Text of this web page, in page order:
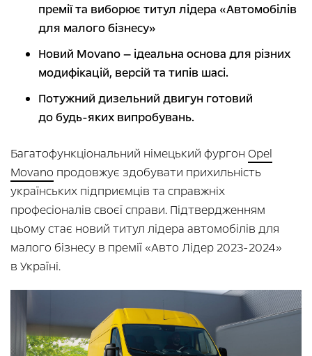
премії та виборює титул лідера «Автомобілів
для малого бізнесу»
Новий Movano — ідеальна основа для різних
модифікацій, версій та типів шасі.
Потужний дизельний двигун готовий
до будь-яких випробувань.
Багатофункціональний німецький фургон Opel
Movano продовжує здобувати прихильність
українських підприємців та справжніх
професіоналів своєї справи. Підтвердженням
цьому стає новий титул лідера автомобілів для
малого бізнесу в премії «Авто Лідер 2023-2024»
в Україні.